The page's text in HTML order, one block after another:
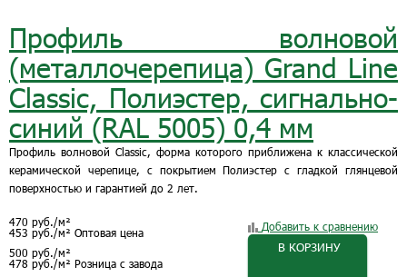
Профиль волновой
(металлочерепица) Grand Line
Classic, Полиэстер, сигнально-
синий (RAL 5005) 0,4 мм
Профиль волновой Classic, форма которого приближена к классической
керамической черепице, с покрытием Полиэстер с гладкой глянцевой
поверхностью и гарантией до 2 лет.
470 руб./м²
453 руб./м² Оптовая цена
500 руб./м²
478 руб./м² Розница с завода
Добавить к сравнению
В КОРЗИНУ